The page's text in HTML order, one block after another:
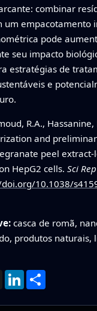
combinar
um empacotamento
pode
seu impacto
estratégias de
e
R.A., Hassanine,
and
peel extract-
HepG2 cells. Sci Rep
10.1038/
casca de romã,
produtos naturais,
X LinkedIn